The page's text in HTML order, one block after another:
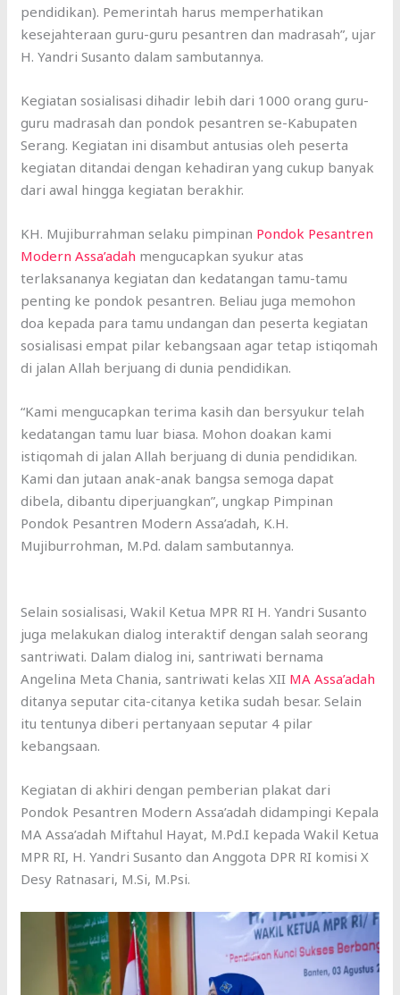
pendidikan). Pemerintah harus memperhatikan
kesejahteraan guru-guru pesantren dan madrasah”, ujar
H. Yandri Susanto dalam sambutannya.
Kegiatan sosialisasi dihadir lebih dari 1000 orang guru-
guru madrasah dan pondok pesantren se-Kabupaten
Serang. Kegiatan ini disambut antusias oleh peserta
kegiatan ditandai dengan kehadiran yang cukup banyak
dari awal hingga kegiatan berakhir.
KH. Mujiburrahman selaku pimpinan Pondok Pesantren
Modern Assa’adah mengucapkan syukur atas
terlaksananya kegiatan dan kedatangan tamu-tamu
penting ke pondok pesantren. Beliau juga memohon
doa kepada para tamu undangan dan peserta kegiatan
sosialisasi empat pilar kebangsaan agar tetap istiqomah
di jalan Allah berjuang di dunia pendidikan.
“Kami mengucapkan terima kasih dan bersyukur telah
kedatangan tamu luar biasa. Mohon doakan kami
istiqomah di jalan Allah berjuang di dunia pendidikan.
Kami dan jutaan anak-anak bangsa semoga dapat
dibela, dibantu diperjuangkan”, ungkap Pimpinan
Pondok Pesantren Modern Assa’adah, K.H.
Mujiburrohman, M.Pd. dalam sambutannya.
Selain sosialisasi, Wakil Ketua MPR RI H. Yandri Susanto
juga melakukan dialog interaktif dengan salah seorang
santriwati. Dalam dialog ini, santriwati bernama
Angelina Meta Chania, santriwati kelas XII MA Assa’adah
ditanya seputar cita-citanya ketika sudah besar. Selain
itu tentunya diberi pertanyaan seputar 4 pilar
kebangsaan.
Kegiatan di akhiri dengan pemberian plakat dari
Pondok Pesantren Modern Assa’adah didampingi Kepala
MA Assa’adah Miftahul Hayat, M.Pd.I kepada Wakil Ketua
MPR RI, H. Yandri Susanto dan Anggota DPR RI komisi X
Desy Ratnasari, M.Si, M.Psi.